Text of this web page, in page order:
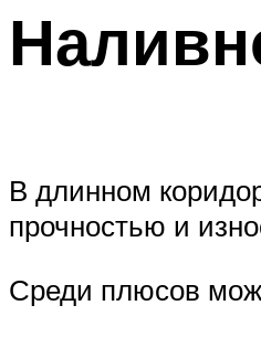
В длинном
прочностью и
Среди плюсов